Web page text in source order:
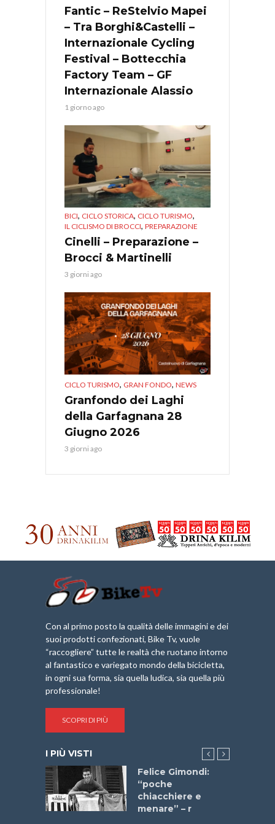
Fantic – ReStelvio Mapei
– Tra Borghi&Castelli –
Internazionale Cycling
Festival – Bottecchia
Factory Team – GF
Internazionale Alassio
1 giorno ago
BICI, CICLO STORICA, CICLO TURISMO,
IL CICLISMO DI BROCCI, PREPARAZIONE
Cinelli – Preparazione –
Brocci & Martinelli
3 giorni ago
CICLO TURISMO, GRAN FONDO, NEWS
Granfondo dei Laghi
della Garfagnana 28
Giugno 2026
3 giorni ago
Con al primo posto la qualità delle immagini e dei
suoi prodotti confezionati, Bike Tv, vuole
“raccogliere” tutte le realtà che ruotano intorno
al fantastico e variegato mondo della bicicletta,
in ogni sua forma, sia quella ludica, sia quella più
professionale!
SCOPRI DI PIÙ
I PIÙ VISTI
Felice Gimondi:
“poche
chiacchiere e
menare” – r